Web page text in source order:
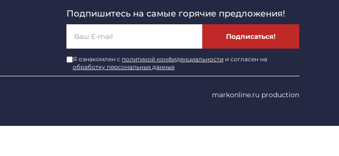
markonline.ru production
Подпишитесь на самые горячие предложения!
Подписаться!
Я ознакомлен с политикой конфиденциальности и согласен на
обработку персональных данных